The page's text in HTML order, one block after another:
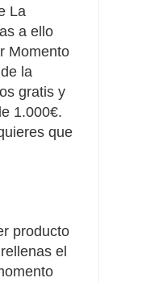
La
a ello
Momento
la
gratis y
1.000€.
que
producto
el